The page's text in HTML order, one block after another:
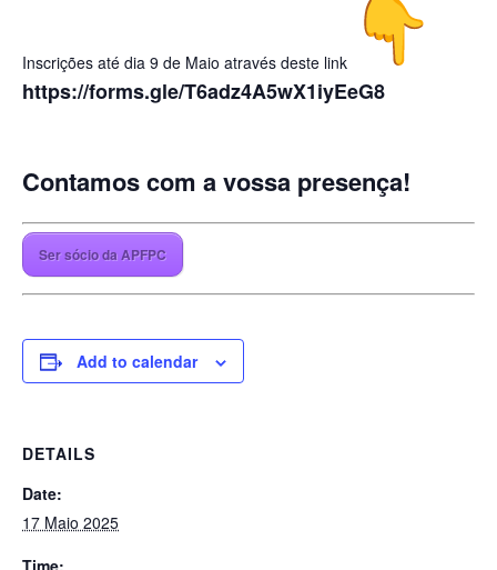
Inscrições até dia 9 de Maio através deste link
https://forms.gle/T6adz4A5wX1iyEeG8
Contamos com a vossa presença!
Ser sócio da APFPC
Add to calendar
DETAILS
Date:
17 Maio 2025
Time: